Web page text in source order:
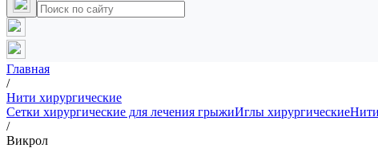
Главная
/
Нити хирургические
Сетки хирургические для лечения грыжиИглы хирургические
/
Викрол